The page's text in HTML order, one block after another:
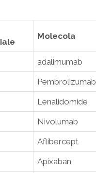
Molecola
adalimumab
Pembrolizumab
Lenalidomide
Nivolumab
Aflibercept
Apixaban